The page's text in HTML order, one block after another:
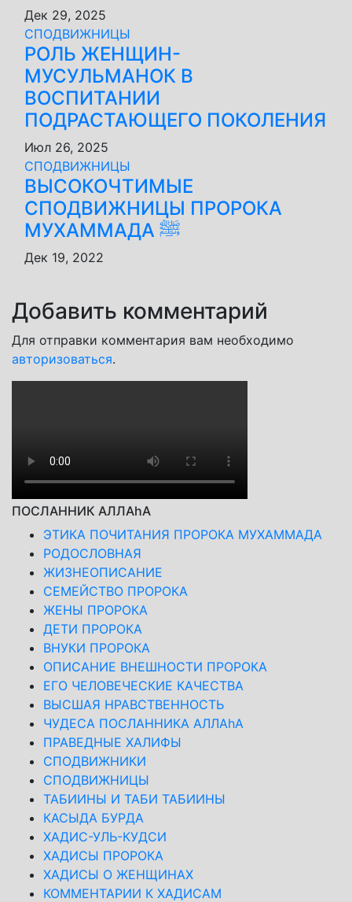
Дек 29, 2025
СПОДВИЖНИЦЫ
РОЛЬ ЖЕНЩИН-
МУСУЛЬМАНОК В
ВОСПИТАНИИ
ПОДРАСТАЮЩЕГО ПОКОЛЕНИЯ
Июл 26, 2025
СПОДВИЖНИЦЫ
ВЫСОКОЧТИМЫЕ
СПОДВИЖНИЦЫ ПРОРОКА
МУХАММАДА ﷺ
Дек 19, 2022
Добавить комментарий
Для отправки комментария вам необходимо
авторизоваться.
ПОСЛАННИК АЛЛАhА
ЭТИКА ПОЧИТАНИЯ ПРОРОКА МУХАММАДА
РОДОСЛОВНАЯ
ЖИЗНЕОПИСАНИЕ
СЕМЕЙСТВО ПРОРОКА
ЖЕНЫ ПРОРОКА
ДЕТИ ПРОРОКА
ВНУКИ ПРОРОКА
ОПИСАНИЕ ВНЕШНОСТИ ПРОРОКА
ЕГО ЧЕЛОВЕЧЕСКИЕ КАЧЕСТВА
ВЫСШАЯ НРАВСТВЕННОСТЬ
ЧУДЕСА ПОСЛАННИКА АЛЛАhА
ПРАВЕДНЫЕ ХАЛИФЫ
СПОДВИЖНИКИ
СПОДВИЖНИЦЫ
ТАБИИНЫ И ТАБИ ТАБИИНЫ
КАСЫДА БУРДА
ХАДИС-УЛЬ-КУДСИ
ХАДИСЫ ПРОРОКА
ХАДИСЫ О ЖЕНЩИНАХ
КОММЕНТАРИИ К ХАДИСАМ